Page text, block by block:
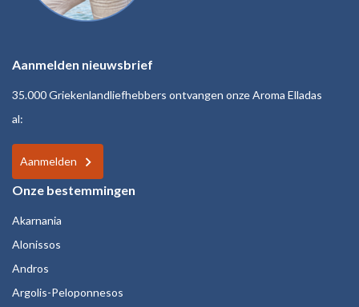
Aanmelden nieuwsbrief
35.000 Griekenlandliefhebbers ontvangen onze Aroma Elladas
al:
Aanmelden
Onze bestemmingen
Akarnania
Alonissos
Andros
Argolis-Peloponnesos